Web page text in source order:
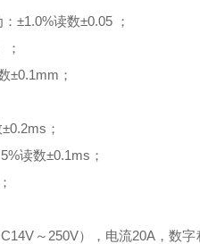
±1.0%读数±0.05 ；
；
±0.1mm；
；
读数±0.1ms；
～250V），电流20A